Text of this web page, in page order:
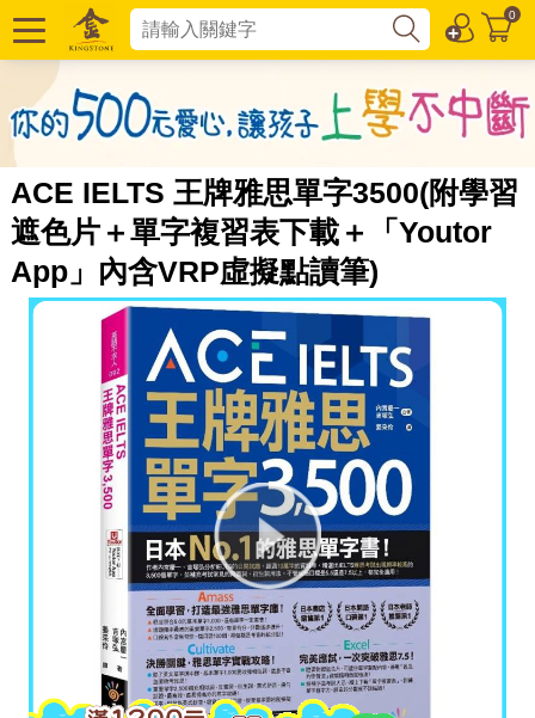
0
ACE IELTS 王牌雅思單字3500(附學習
遮色片＋單字複習表下載＋「Youtor
App」內含VRP虛擬點讀筆)